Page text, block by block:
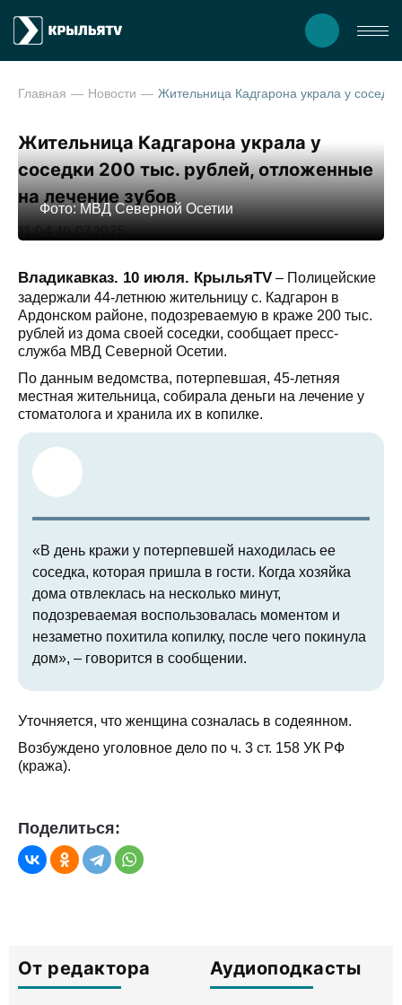
Главная Новости
Жительница Кадгарона украла у
соседки 200 тыс. рублей, отложенные
на лечение зубов
11:04 10.07.2025
Фото: МВД Северной Осетии
Владикавказ. 10 июля. КрыльяTV – Полицейские
задержали 44-летнюю жительницу с. Кадгарон в
Ардонском районе, подозреваемую в краже 200 тыс.
рублей из дома своей соседки, сообщает пресс-
служба МВД Северной Осетии.
По данным ведомства, потерпевшая, 45-летняя
местная жительница, собирала деньги на лечение у
стоматолога и хранила их в копилке.
«В день кражи у потерпевшей находилась ее
соседка, которая пришла в гости. Когда хозяйка
дома отвлеклась на несколько минут,
подозреваемая воспользовалась моментом и
незаметно похитила копилку, после чего покинула
дом», – говорится в сообщении.
Уточняется, что женщина созналась в содеянном.
Возбуждено уголовное дело по ч. 3 ст. 158 УК РФ
(кража).
Поделиться:
От редактора Аудиоподкасты